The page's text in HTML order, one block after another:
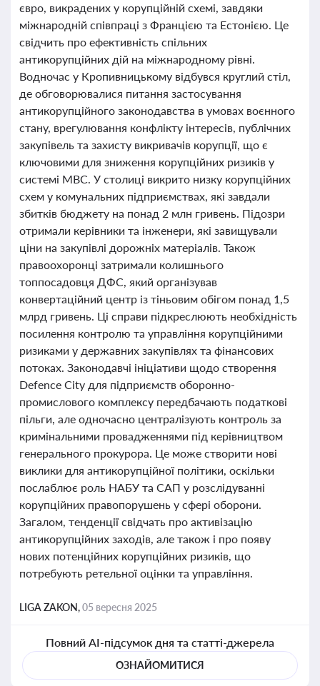
євро, викрадених у корупційній схемі, завдяки
міжнародній співпраці з Францією та Естонією. Це
свідчить про ефективність спільних
антикорупційних дій на міжнародному рівні.
Водночас у Кропивницькому відбувся круглий стіл,
де обговорювалися питання застосування
антикорупційного законодавства в умовах воєнного
стану, врегулювання конфлікту інтересів, публічних
закупівель та захисту викривачів корупції, що є
ключовими для зниження корупційних ризиків у
системі МВС. У столиці викрито низку корупційних
схем у комунальних підприємствах, які завдали
збитків бюджету на понад 2 млн гривень. Підозри
отримали керівники та інженери, які завищували
ціни на закупівлі дорожніх матеріалів. Також
правоохоронці затримали колишнього
топпосадовця ДФС, який організував
конвертаційний центр із тіньовим обігом понад 1,5
млрд гривень. Ці справи підкреслюють необхідність
посилення контролю та управління корупційними
ризиками у державних закупівлях та фінансових
потоках. Законодавчі ініціативи щодо створення
Defence City для підприємств оборонно-
промислового комплексу передбачають податкові
пільги, але одночасно централізують контроль за
кримінальними провадженнями під керівництвом
генерального прокурора. Це може створити нові
виклики для антикорупційної політики, оскільки
послаблює роль НАБУ та САП у розслідуванні
корупційних правопорушень у сфері оборони.
Загалом, тенденції свідчать про активізацію
антикорупційних заходів, але також і про появу
нових потенційних корупційних ризиків, що
потребують ретельної оцінки та управління.
LIGA ZAKON,05 вересня 2025
Повний AI-підсумок дня та статті-джерела
ОЗНАЙОМИТИСЯ